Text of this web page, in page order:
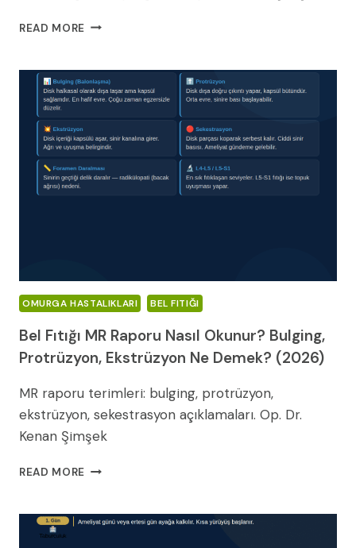
READ MORE MASA
BEL
AĞRISI
VE
REHBERI
OMURGA HASTALIKLARI BEL FITIĞI
Bel Fıtığı MR Raporu Nasıl Okunur? Bulging,
Protrüzyon, Ekstrüzyon Ne Demek? (2026)
MR raporu terimleri: bulging, protrüzyon,
ekstrüzyon, sekestrasyon açıklamaları. Op. Dr.
Kenan Şimşek
READ MORE BEL
RAPORU